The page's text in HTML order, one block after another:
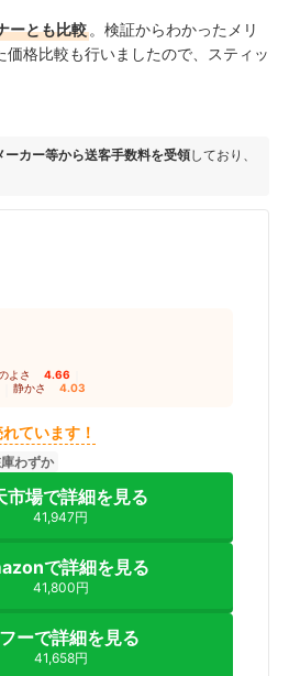
ーとも比較 。検証からわかったメリ
格比較も行いましたので、スティッ
ーカー等から送客手数料を受領しており、
よさ 4.66
静かさ 4.03
ています！
わずか
市場で詳細を見る
41,947円
で詳細を見る
41,800円
ーで詳細を見る
41,658円